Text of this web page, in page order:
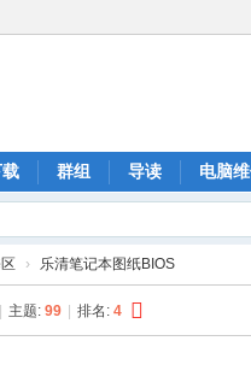
群组 导读 电脑
› 乐清笔记本图纸BIOS
主题: 99 排名: 4